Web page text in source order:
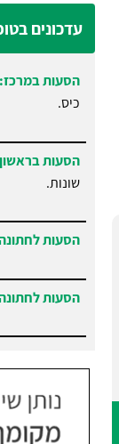
עדכונים
הסעות
כיס.
הסעות
שונות.
הסעות
הסעות